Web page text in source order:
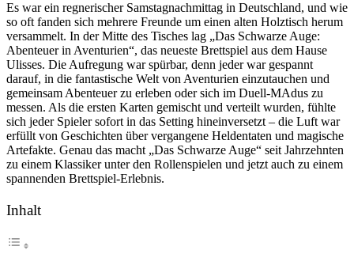
Es war ein regnerischer Samstagnachmittag in Deutschland, und wie
so oft fanden sich mehrere Freunde um einen alten Holztisch herum
versammelt. In der Mitte des Tisches lag „Das Schwarze Auge:
Abenteuer in Aventurien“, das neueste Brettspiel aus dem Hause
Ulisses. Die Aufregung war spürbar, denn jeder war gespannt
darauf, in die fantastische Welt von Aventurien einzutauchen und
gemeinsam Abenteuer zu erleben oder sich im Duell-MAdus zu
messen. Als die ersten Karten gemischt und verteilt wurden, fühlte
sich jeder Spieler sofort in das Setting hineinversetzt – die Luft war
erfüllt von Geschichten über vergangene Heldentaten und magische
Artefakte. Genau das macht „Das Schwarze Auge“ seit Jahrzehnten
zu einem Klassiker unter den Rollenspielen und jetzt auch zu einem
spannenden Brettspiel-Erlebnis.
Inhalt